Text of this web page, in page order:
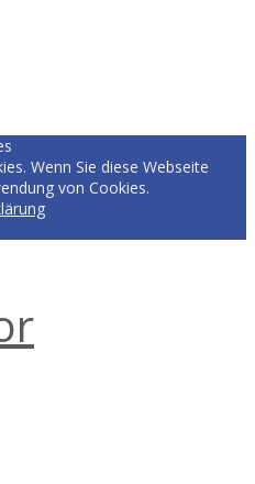
Wenn Sie diese Webseite
von Cookies.